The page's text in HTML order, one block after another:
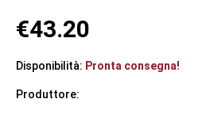
€43.20
Disponibilità: Pronta consegna!
Produttore: